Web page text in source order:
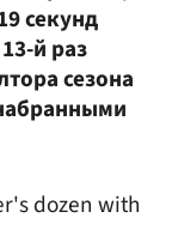
секунд
й раз
сезона
dozen with